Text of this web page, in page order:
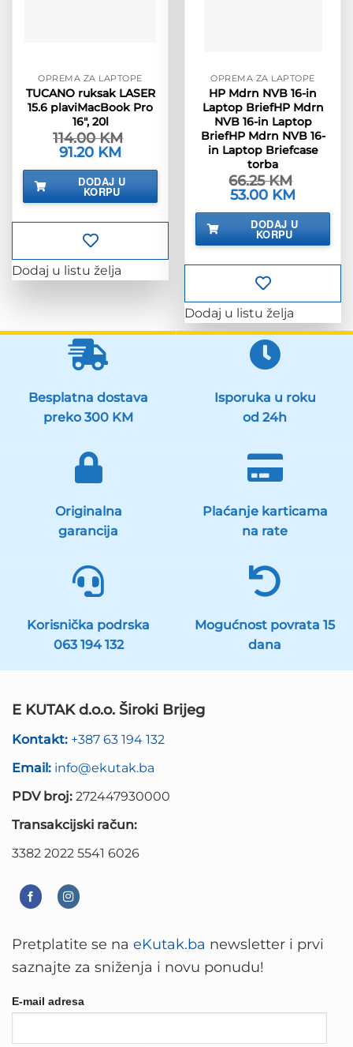
OPREMA ZA LAPTOPE
TUCANO ruksak LASER
15.6 plaviMacBook Pro
16″, 20l
114.00KM
Izvorna
cijena
bila
114.00 KM.
91.20 KM
je:
91.20 KM.
DODAJ U
KORPU
Dodaj u listu želja
OPREMA ZA LAPTOPE
HP Mdrn NVB 16-in
Laptop BriefHP Mdrn
NVB 16-in Laptop
BriefHP Mdrn NVB 16-
in Laptop Briefcase
torba
66.25KM
Izvorna
cijena
bila
66.25 KM.
53.00 KM
je:
53.00 KM.
DODAJ U
KORPU
Dodaj u listu želja
Besplatna dostava
preko 300 KM
Isporuka u roku
od 24h
Originalna
garancija
Plaćanje karticama
na rate
Korisnička podrska
063 194 132
Mogućnost povrata 15
dana
E KUTAK d.o.o. Široki Brijeg
Kontakt: +387 63 194 132
Email: info@ekutak.ba
PDV broj: 272447930000
Transakcijski račun:
3382 2022 5541 6026
Pretplatite se na eKutak.ba newsletter i prvi
saznajte za sniženja i novu ponudu!
E-mail adresa